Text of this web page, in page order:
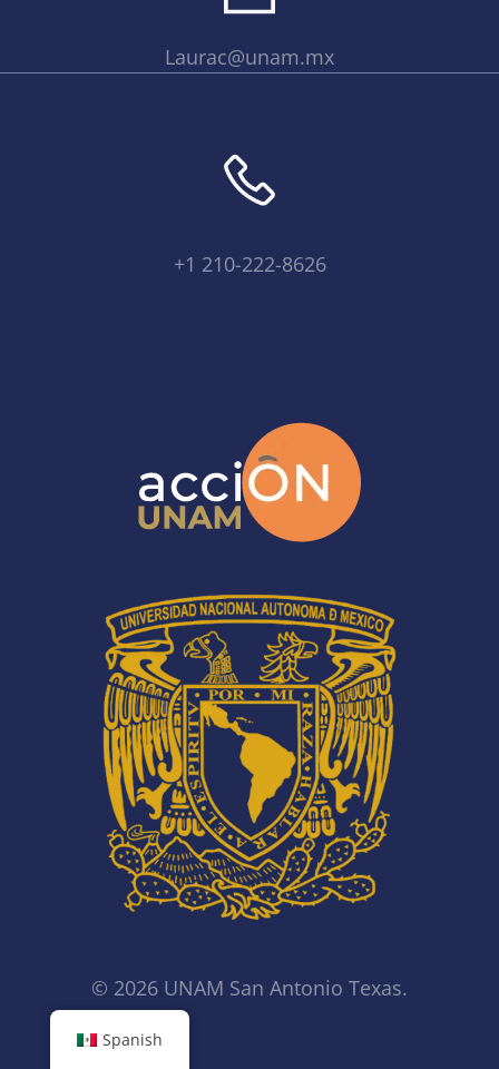
Laurac@unam.mx
+1 210-222-8626
© 2026 UNAM San Antonio Texas.
Spanish